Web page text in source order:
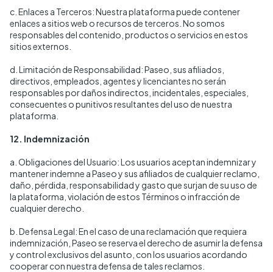
c. Enlaces a Terceros: Nuestra plataforma puede contener
enlaces a sitios web o recursos de terceros. No somos
responsables del contenido, productos o servicios en estos
sitios externos.
d. Limitación de Responsabilidad: Paseo, sus afiliados,
directivos, empleados, agentes y licenciantes no serán
responsables por daños indirectos, incidentales, especiales,
consecuentes o punitivos resultantes del uso de nuestra
plataforma.
12. Indemnización
a. Obligaciones del Usuario: Los usuarios aceptan indemnizar y
mantener indemne a Paseo y sus afiliados de cualquier reclamo,
daño, pérdida, responsabilidad y gasto que surjan de su uso de
la plataforma, violación de estos Términos o infracción de
cualquier derecho.
b. Defensa Legal: En el caso de una reclamación que requiera
indemnización, Paseo se reserva el derecho de asumir la defensa
y control exclusivos del asunto, con los usuarios acordando
cooperar con nuestra defensa de tales reclamos.